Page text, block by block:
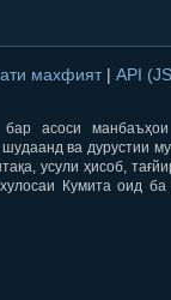
махфият | API
бар асоси
ва дурустии
усули ҳисоб,
Кумита оид ба